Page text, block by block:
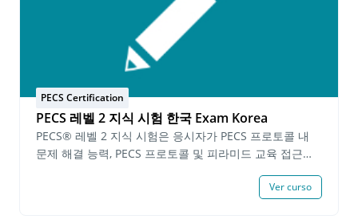
$250.00 USD per person
の中で属性後を教えているところの実践 学習者に活動
やレッスンの中でフェイズ 6を教えているところの実践
筆記提出必須事項: 機能的な活動の中でどのようにPECS
が実践されているかの詳細説明（一日を通してPECSを実
題についての質問に答える PECSのフェイズとエラー修
正方法を見極める PECSのフェイズをどのように指導す
るかについて計画書を書く 各フェイズの実践映像と筆記
提出物に対しての自己評価を提出 PECSレベル２実践の
事項を全て基準に満たされると、認定資格志願者はPECS
レベル２インプリメンター認定資格が授与されます。
PECS Certification
PECS 레벨 2 지식 시험 한국 Exam Korea
PECS® 레벨 2 지식 시험은 응시자가 PECS 프로토콜 내
문제 해결 능력, PECS 프로토콜 및 피라미드 교육 접근법
지도 지식을 입증해야 합니다. 응시자는 PECS 레벨 2 시험
Ver curso